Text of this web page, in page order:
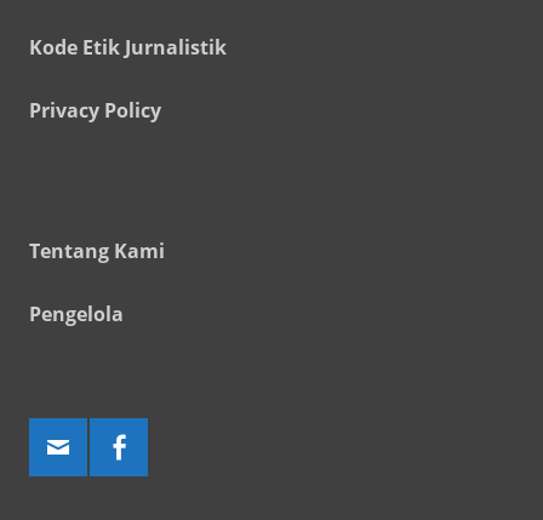
Kode Etik Jurnalistik
Privacy Policy
Tentang Kami
Pengelola